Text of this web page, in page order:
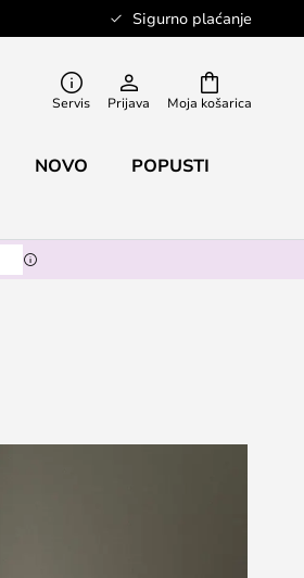
Sigurno plaćanje
Moja košarica
Servis Prijava
NOVO POPUSTI